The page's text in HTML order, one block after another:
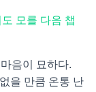
모를 다음 챕
음이 묘하다.
을 만큼 온통 난